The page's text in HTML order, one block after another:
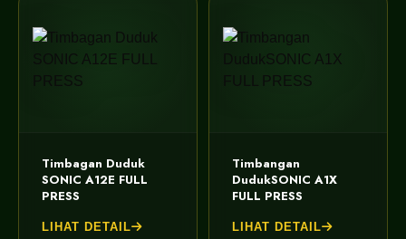
Timbagan Duduk
SONIC A12E FULL
PRESS
LIHAT DETAIL
Timbangan
DudukSONIC A1X
FULL PRESS
LIHAT DETAIL